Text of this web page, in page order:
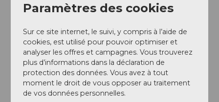
Contact
Strandbad Seelisberg
Seelistrasse 4
6377
Seelisberg
+41 (0)41 820 35 96
camping.seelisberg@bluewin.ch
Paramètres des cookies
Sur ce site internet, le suivi, y compris à l’aide de
cookies, est utilisé pour pouvoir optimiser et
analyser les offres et campagnes. Vous trouverez
plus d’informations dans la déclaration de
protection des données. Vous avez à tout
moment le droit de vous opposer au traitement
de vos données personnelles.